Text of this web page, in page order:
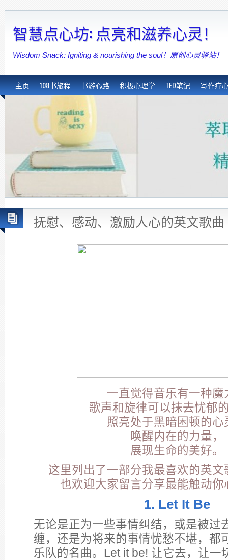
智慧点心坊: 点亮和滋养心灵！
Wisdom Snack: Igniting & nourishing the soul！原创心灵驿站！
主页 108书旅程 书游心路 积极心理学 TED笔记 写作疗
抚慰、感动、激励人心的英文歌曲
一直觉得音乐有一种魔
歌声和旋律可以抹去忧郁
照亮处于黑暗困顿的心
唤醒内在的力量，
展现生命的美好。
这里列出了一部分我最喜欢的英文
也欢迎大家留言分享最能触动你
1. Let It Be
无论是正为一些事情纠结，或是被过
缠，还是为将来的事情忧愁不堪，都
乐队的名曲。Let it be! 让它去，让一